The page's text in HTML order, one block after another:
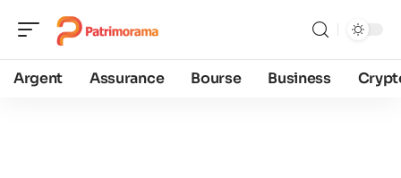
Argent Assurance Bourse Business